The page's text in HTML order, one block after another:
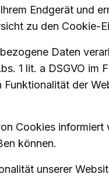
Endgerät und
zu den Cookie-
Daten
1 lit. a DSGVO
der
Cookies
können.
unserer